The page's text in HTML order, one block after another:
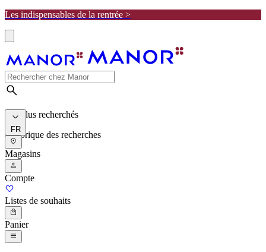
Les indispensables de la rentrée >
Les plus recherchés
Historique des recherches
FR
Magasins
Compte
Listes de souhaits
Panier